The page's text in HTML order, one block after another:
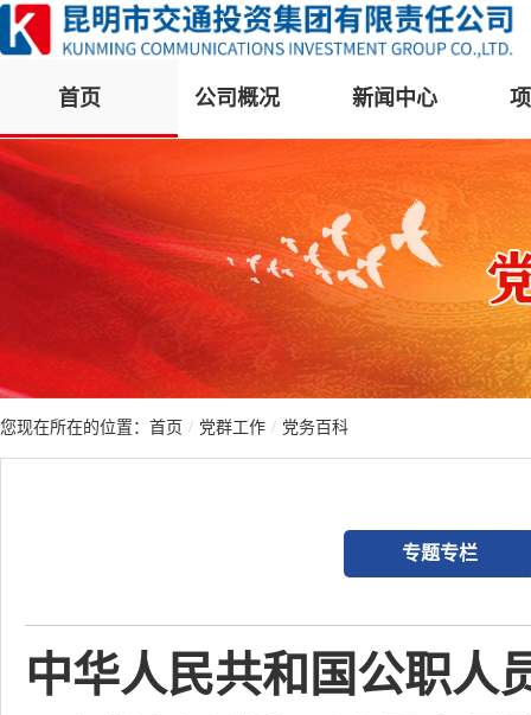
首页 公司概况 新闻中心
您现在所在的位置： 首页 / 党群工作 / 党务百科
专题专栏
中华人民共和国公职人